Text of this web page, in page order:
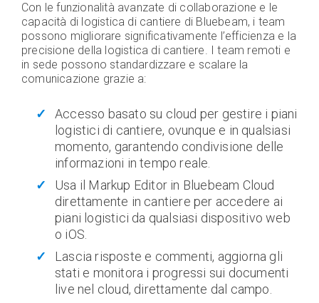
Con le funzionalità avanzate di collaborazione e le
capacità di logistica di cantiere di Bluebeam, i team
possono migliorare significativamente l’efficienza e la
precisione della logistica di cantiere. I team remoti e
in sede possono standardizzare e scalare la
comunicazione grazie a:
Accesso basato su cloud per gestire i piani
logistici di cantiere, ovunque e in qualsiasi
momento, garantendo condivisione delle
informazioni in tempo reale.
Usa il Markup Editor in Bluebeam Cloud
direttamente in cantiere per accedere ai
piani logistici da qualsiasi dispositivo web
o iOS.
Lascia risposte e commenti, aggiorna gli
stati e monitora i progressi sui documenti
live nel cloud, direttamente dal campo.